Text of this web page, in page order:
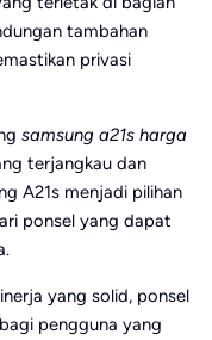
tambahan
privasi
samsung a21s harga
terjangkau dan
A21s menjadi pilihan
ponsel yang dapat
yang solid, ponsel
pengguna yang